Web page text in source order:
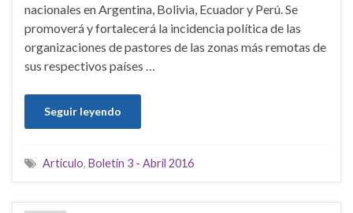
nacionales en Argentina, Bolivia, Ecuador y Perú. Se
promoverá y fortalecerá la incidencia política de las
organizaciones de pastores de las zonas más remotas de
sus respectivos países …
Seguir leyendo
Artículo, Boletín 3 - Abril 2016